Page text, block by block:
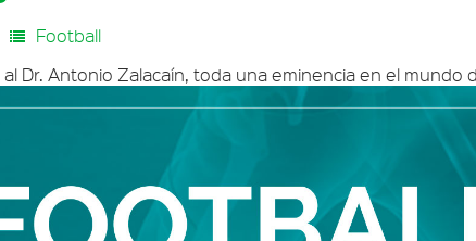
Football
Dr. Antonio Zalacaín, toda una eminencia en el mundo